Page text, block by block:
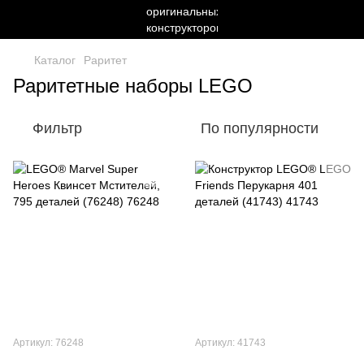
Каталог Раритет
Раритетные наборы LEGO
Фильтр По популярности
Артикул: 76248 Артикул: 41743